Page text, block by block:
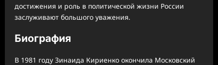
достижения и роль в политической жизни России
заслуживают большого уважения.
Биография
В 1981 году Зинаида Кириенко окончила Московский